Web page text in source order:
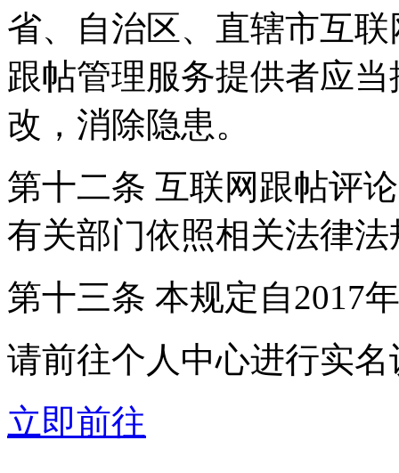
省、自治区、直辖市互
跟帖管理服务提供者应
改，消除隐患。
第十二条 互联网跟帖评
有关部门依照相关法律
第十三条 本规定自2017
请前往个人中心进行实名
立即前往